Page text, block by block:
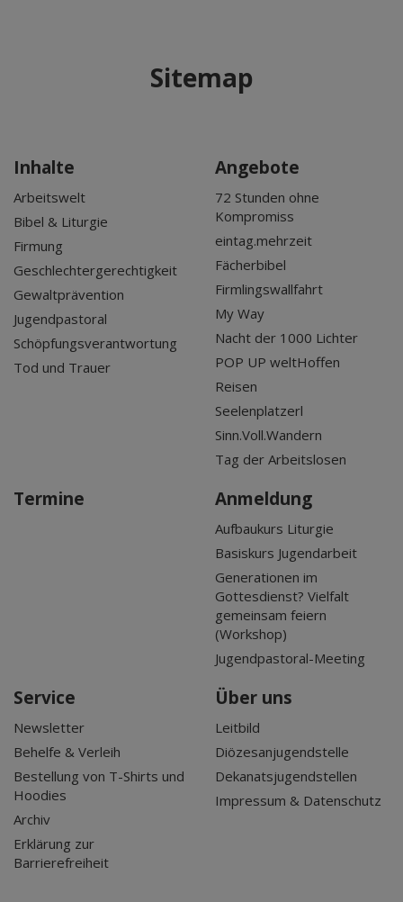
Sitemap
Inhalte
Arbeitswelt
Bibel & Liturgie
Firmung
Geschlechtergerechtigkeit
Gewaltprävention
Jugendpastoral
Schöpfungsverantwortung
Tod und Trauer
Angebote
72 Stunden ohne
Kompromiss
eintag.mehrzeit
Fächerbibel
Firmlingswallfahrt
My Way
Nacht der 1000 Lichter
POP UP weltHoffen
Reisen
Seelenplatzerl
Sinn.Voll.Wandern
Tag der Arbeitslosen
Termine Anmeldung
Aufbaukurs Liturgie
Basiskurs Jugendarbeit
Generationen im
Gottesdienst? Vielfalt
gemeinsam feiern
(Workshop)
Jugendpastoral-Meeting
Service
Newsletter
Behelfe & Verleih
Bestellung von T-Shirts und
Hoodies
Archiv
Erklärung zur
Barrierefreiheit
Über uns
Leitbild
Diözesanjugendstelle
Dekanatsjugendstellen
Impressum & Datenschutz